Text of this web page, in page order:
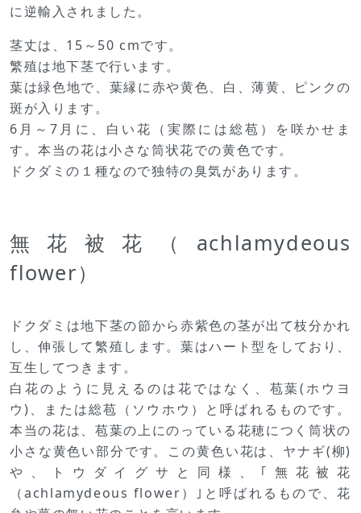
に逆輸入されました。
茎丈は、15～50 cmです。
繁殖は地下茎で行います。
葉は緑色地で、葉縁に赤や黄色、白、薄黄、ピンクの
斑が入ります。
6月～7月に、白い花（実際には総苞）を咲かせま
す。本当の花は小さな筒状花での黄色です。
ドクダミの１種なので独特の臭気があります。
無花被花（achlamydeous
flower）
ドクダミは地下茎の節から赤紫色の茎が出て枝分かれ
し、伸張して繁殖します。葉はハート型をしており、
互生してつきます。
白花のように見えるのは花ではなく、苞葉(ホウヨ
ウ)、または総苞（ソウホウ）と呼ばれるものです。
本当の花は、苞葉の上にのっている花穂につく筒状の
小さな黄色い部分です。この黄色い花は、ヤナギ(柳)
や、トウダイグサと同様、｢無花被花
（achlamydeous flower）｣と呼ばれるもので、花